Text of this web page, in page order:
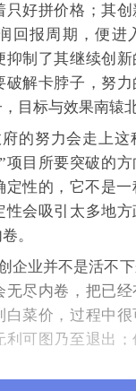
只好拼价格；其
回报周期，便进
抑制了其继续创
破解卡脖子，努
目标与效果南辕北
的努力会走上这
项目所要突破的
定性的，它不是一
会吸引太多地方
。
企业并不是活不
无尽内卷，把已
白菜价，过程中
利可图乃至退出